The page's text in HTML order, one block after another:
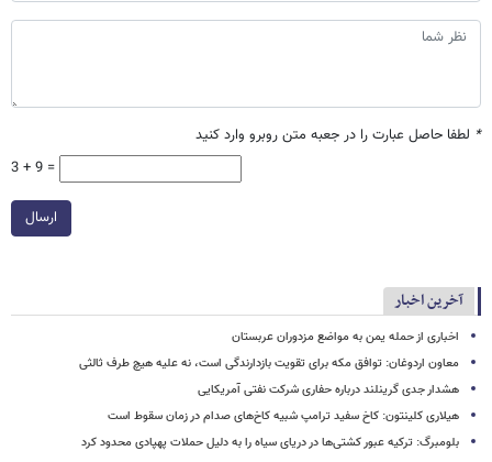
* لطفا حاصل عبارت را در جعبه متن روبرو وارد کنید
3 + 9 =
ارسال
آخرین اخبار
اخباری از حمله یمن به مواضع مزدوران عربستان
معاون اردوغان: توافق مکه برای تقویت بازدارندگی است، نه علیه هیچ طرف ثالثی
هشدار جدی گرینلند درباره حفاری شرکت نفتی آمریکایی
هیلاری کلینتون: کاخ سفید ترامپ شبیه کاخ‌های صدام در زمان سقوط است
بلومبرگ: ترکیه عبور کشتی‌ها در دریای سیاه را به دلیل حملات پهپادی محدود کرد